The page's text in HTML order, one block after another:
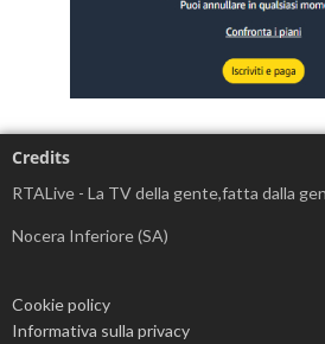
Credits
RTALive - La TV della gente,fatta dalla
Nocera Inferiore (SA)
Cookie policy
Informativa sulla privacy